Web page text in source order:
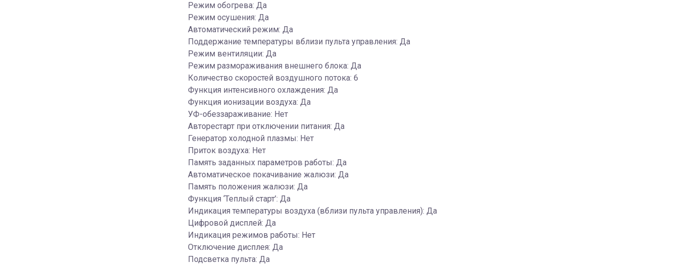
Режим обогрева: Да
Режим осушения: Да
Автоматический режим: Да
Поддержание температуры вблизи пульта управления: Да
Режим вентиляции: Да
Режим размораживания внешнего блока: Да
Количество скоростей воздушного потока: 6
Функция интенсивного охлаждения: Да
Функция ионизации воздуха: Да
УФ-обеззараживание: Нет
Авторестарт при отключении питания: Да
Генератор холодной плазмы: Нет
Приток воздуха: Нет
Память заданных параметров работы: Да
Автоматическое покачивание жалюзи: Да
Память положения жалюзи: Да
Функция ‘Теплый старт’: Да
Индикация температуры воздуха (вблизи пульта управления): Да
Цифровой дисплей: Да
Индикация режимов работы: Нет
Отключение дисплея: Да
Подсветка пульта: Да